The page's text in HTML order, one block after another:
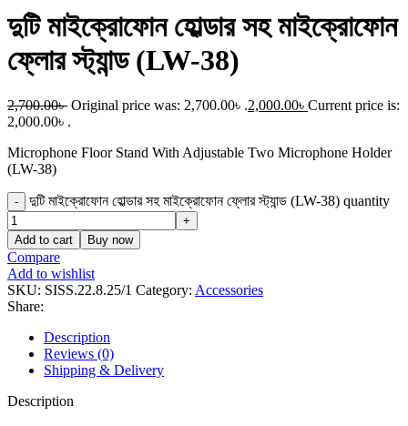
দুটি মাইক্রোফোন হোল্ডার সহ মাইক্রোফোন
ফ্লোর স্ট্যান্ড (LW-38)
2,700.00৳ Original price was: 2,700.00৳ .2,000.00৳ Current price is:
2,000.00৳ .
Microphone Floor Stand With Adjustable Two Microphone Holder
(LW-38)
দুটি মাইক্রোফোন হোল্ডার সহ মাইক্রোফোন ফ্লোর স্ট্যান্ড (LW-38) quantity
Add to cart Buy now
Compare
Add to wishlist
SKU: SISS.22.8.25/1 Category: Accessories
Share:
Description
Reviews (0)
Shipping & Delivery
Description